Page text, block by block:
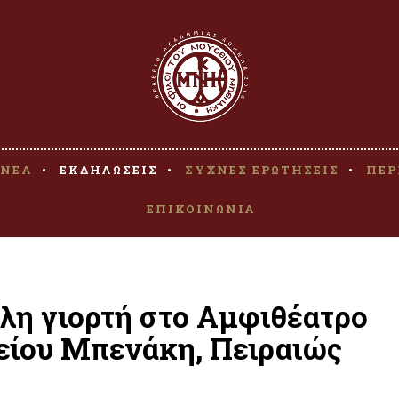
ΝΕΑ ΕΚΔΗΛΩΣΕΙΣ ΣΥΧΝΕΣ ΕΡΩΤΗΣΕΙΣ
ΕΠΙΚΟΙΝΩΝΙΑ
γιορτή στο Αμφιθέατρο
Μπενάκη, Πειραιώς